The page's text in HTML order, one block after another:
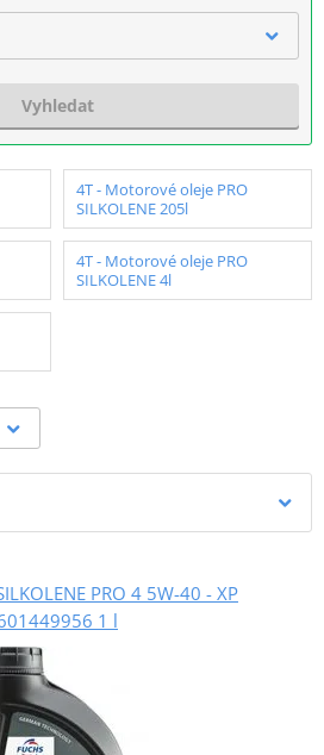
Vyhledat
4T - Motorové oleje PRO
SILKOLENE 205l
4T - Motorové oleje PRO
SILKOLENE 4l
PRO 4 5W-40 - XP
1 l